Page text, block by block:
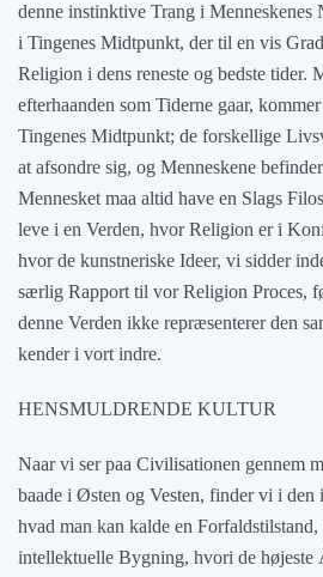
denne instinktive Trang i Menneskenes
i Tingenes Midtpunkt, der til en vis
Religion i dens reneste og bedste tider.
efterhaanden som Tiderne gaar,
Tingenes Midtpunkt; de forskellige
at afsondre sig, og Menneskene
Mennesket maa altid have en Slags
leve i en Verden, hvor Religion er i
hvor de kunstneriske Ideer, vi sidder
særlig Rapport til vor Religion Proces,
denne Verden ikke repræsenterer den
kender i vort indre.
HENSMULDRENDE KULTUR
Naar vi ser paa Civilisationen gennem
baade i Østen og Vesten, finder vi i den
hvad man kan kalde en
intellektuelle Bygning, hvori de højeste